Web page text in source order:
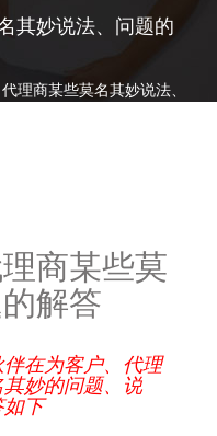
其妙说法、问题的
理商某些莫名其妙说法、
商某些莫
解答
在为客户、代理
妙的问题、说
如下